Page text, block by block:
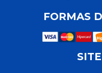
FORMAS